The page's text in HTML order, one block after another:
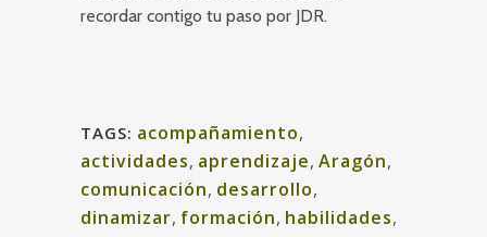
recordar contigo tu paso por JDR.
TAGS: acompañamiento,
actividades, aprendizaje, Aragón,
comunicación, desarrollo,
dinamizar, formación, habilidades,